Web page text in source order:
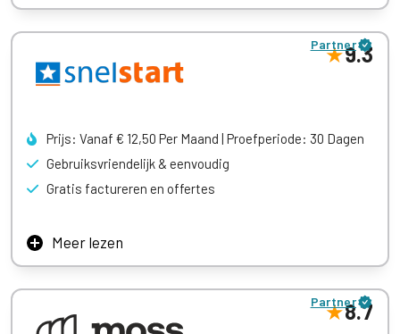
MoneyMonk biedt een topkwaliteit boekhoudprogramma
voor de dienstverlenende zzp’er en freelancer. Zo biedt
MoneyMonk duidelijk financieel inzicht per project en een
timer om je uren bij te houden. Factureer jij uren? Grote
kans dat MoneyMonk ideaal is voor jou.
Partner9.3
Prijs: Vanaf € 12,50 Per Maand | Proefperiode: 30 Dagen
Gebruiksvriendelijk & eenvoudig
Gratis factureren en offertes
Meer lezen
De pakketten zijn overzichtelijk, gemiddeld geprijsd, en
uitermate geschikt voor zzp’ers die hun boekhouding samen
met een boekhouder beheren. Je boekhouder kent dit
programma ongetwijfeld als zijn broekzak!
Partner8.7